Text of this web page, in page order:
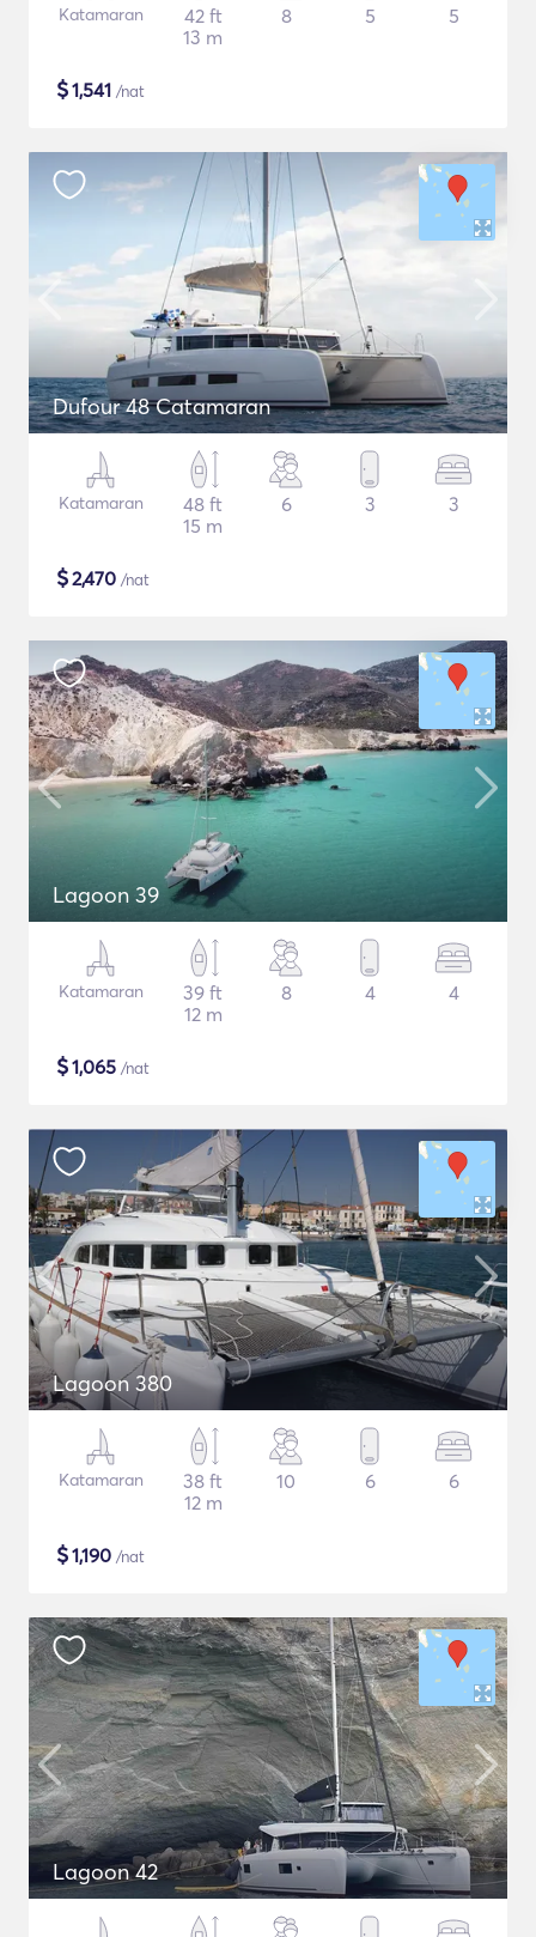
Katamaran
42 ft
13 m
8 5 5
$1,541 /nat
Dufour 48 Catamaran
Katamaran
48 ft
15 m
6 3 3
$2,470 /nat
Lagoon 39
Katamaran
39 ft
12 m
8 4 4
$1,065 /nat
Lagoon 380
Katamaran
38 ft
12 m
10 6 6
$1,190 /nat
Lagoon 42